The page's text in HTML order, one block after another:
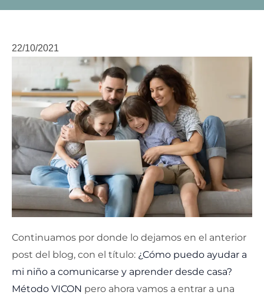
22/10/2021
Continuamos por donde lo dejamos en el anterior
post del blog, con el título: ¿Cómo puedo ayudar a
mi niño a comunicarse y aprender desde casa?
Método VICON pero ahora vamos a entrar a una